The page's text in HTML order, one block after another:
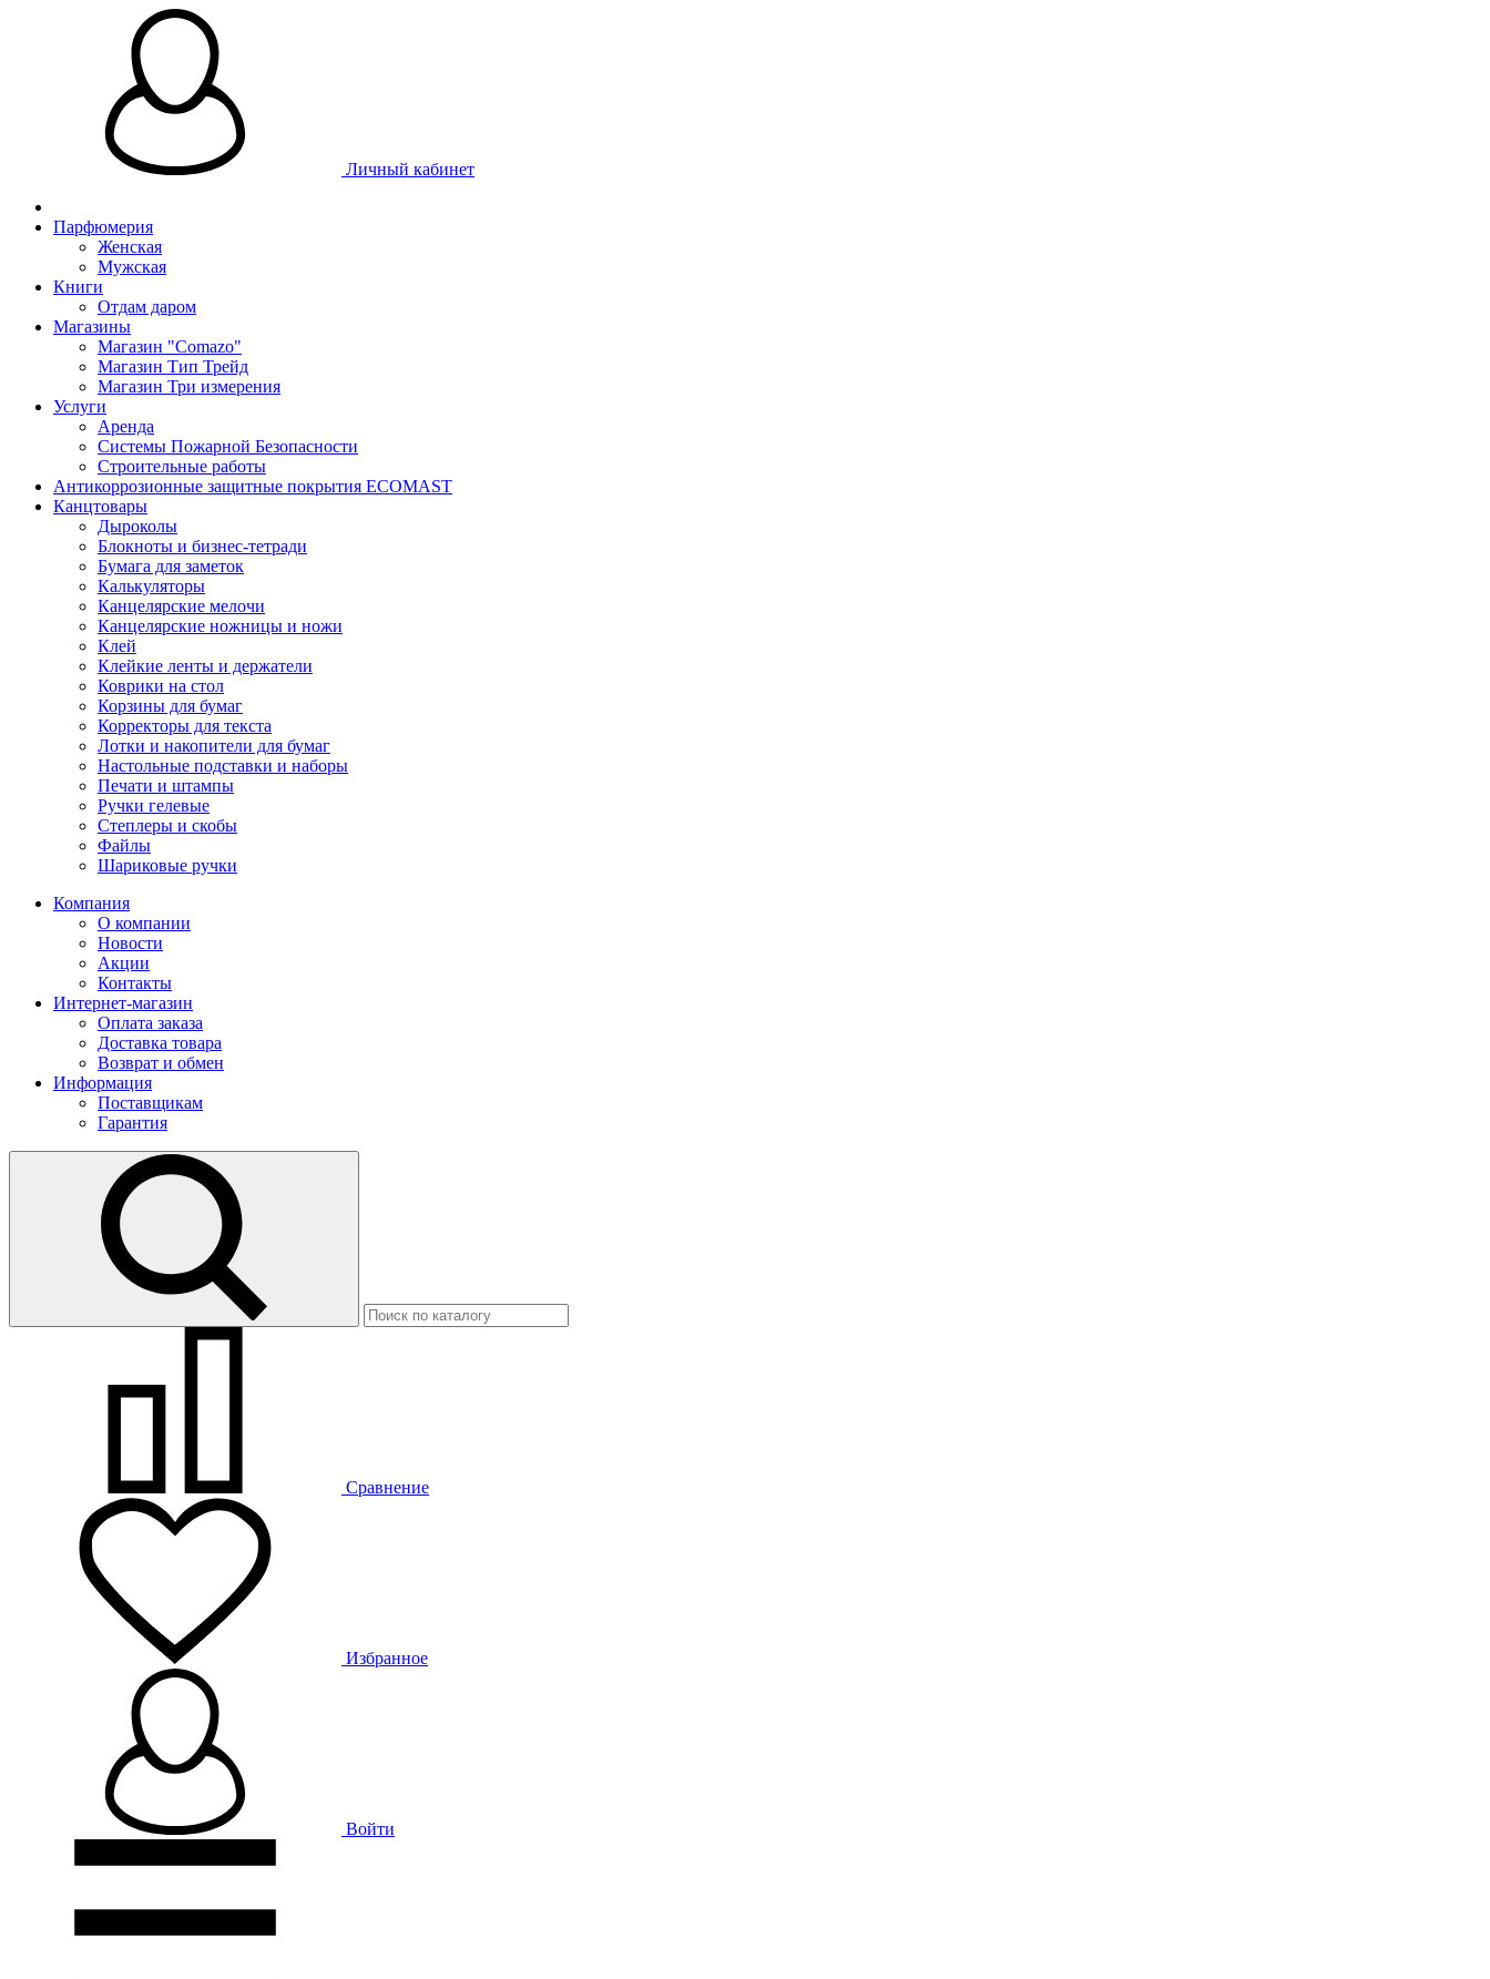
Личный кабинет
Парфюмерия
Женская
Мужская
Книги
Отдам даром
Магазины
Магазин "Comazo"
Магазин Тип Трейд
Магазин Три измерения
Услуги
Аренда
Системы Пожарной Безопасности
Строительные работы
Антикоррозионные защитные покрытия ECOMAST
Канцтовары
Дыроколы
Блокноты и бизнес-тетради
Бумага для заметок
Калькуляторы
Канцелярские мелочи
Канцелярские ножницы и ножи
Клей
Клейкие ленты и держатели
Коврики на стол
Корзины для бумаг
Корректоры для текста
Лотки и накопители для бумаг
Настольные подставки и наборы
Печати и штампы
Ручки гелевые
Степлеры и скобы
Файлы
Шариковые ручки
Компания
О компании
Новости
Акции
Контакты
Интернет-магазин
Оплата заказа
Доставка товара
Возврат и обмен
Информация
Поставщикам
Гарантия
Сравнение
Избранное
Войти